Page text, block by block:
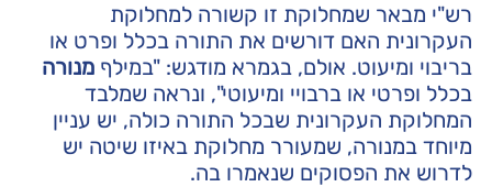
רש"י מבאר שמחלוקת זו קשורה למחלוקת
העקרונית האם דורשים את התורה בכלל ופרט או
בריבוי ומיעוט. אולם, בגמרא מודגש: "במילף מנורה
בכלל ופרטי או ברבויי ומיעוטי", ונראה שמלבד
המחלוקת העקרונית שבכל התורה כולה, יש עניין
מיוחד במנורה, שמעורר מחלוקת באיזו שיטה יש
לדרוש את הפסוקים שנאמרו בה.